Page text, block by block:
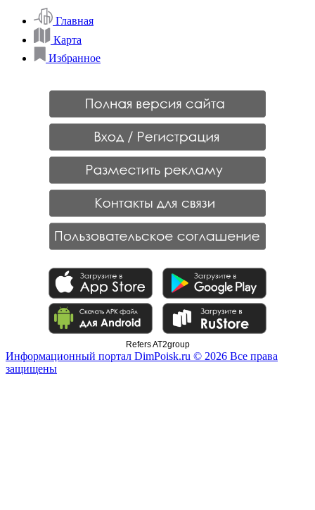
Главная
Карта
Избранное
Refers AT2group
Информационный портал DimPoisk.ru © 2026 Все права
защищены